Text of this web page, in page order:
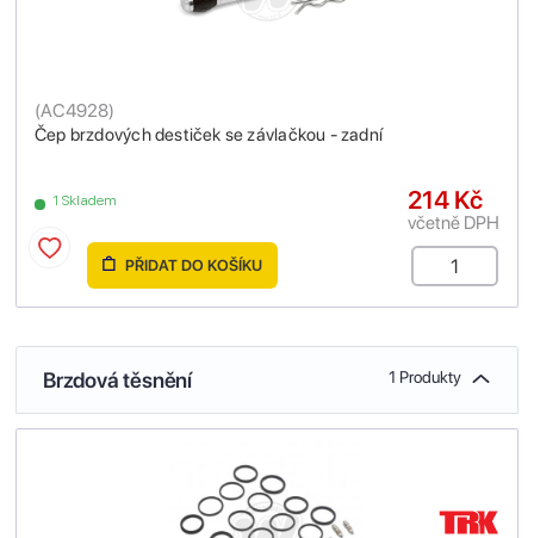
Čep brzdových destiček se závlačkou - zadní
(AC4928)
1 Skladem 214 Kč
včetně DPH
PŘIDAT DO KOŠÍKU
Brzdová těsnění 1 Produkty